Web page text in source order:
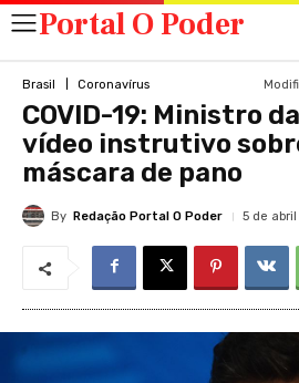
Portal O Poder
Brasil Coronavírus
COVID-19: Ministro
vídeo instrutivo
máscara de pano
By Redação Portal O Poder 5 de